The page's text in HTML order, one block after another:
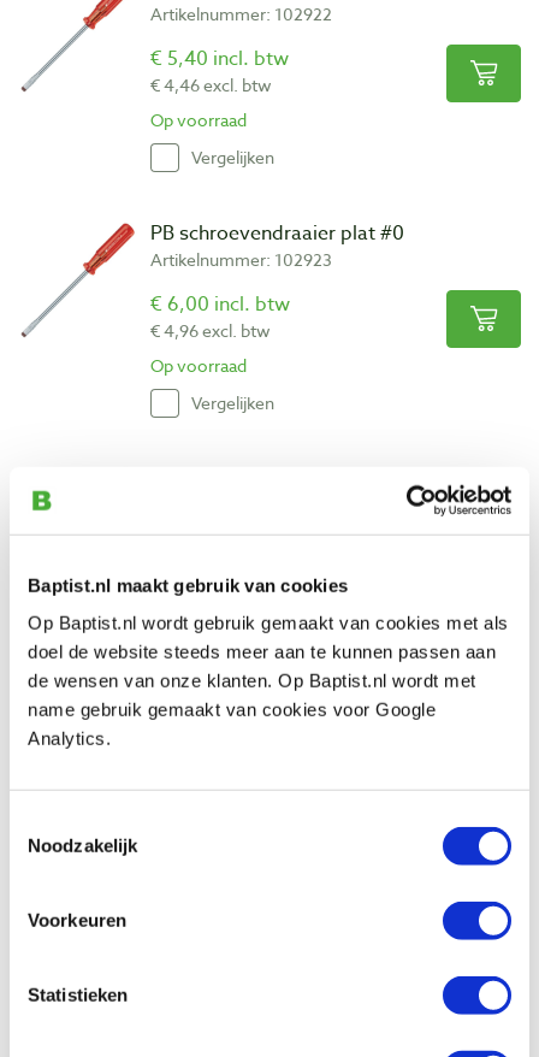
Baptist.nl maakt gebruik van cookies
Op Baptist.nl wordt gebruik gemaakt van cookies met als
doel de website steeds meer aan te kunnen passen aan
de wensen van onze klanten. Op Baptist.nl wordt met
name gebruik gemaakt van cookies voor Google
Analytics.
Noodzakelijk
Voorkeuren
Statistieken
Artikelnummer: 102922
€ 5,40 incl. btw
€ 4,46 excl. btw
Op voorraad
Vergelijken
PB schroevendraaier plat #0
Artikelnummer: 102923
€ 6,00 incl. btw
€ 4,96 excl. btw
Op voorraad
Vergelijken
€ 5,79 excl. btw
Op voorraad
Vergelijken
PB schroevendraaier plat #2 195 mm
€ 7,70 incl. btw
PB schroevendraaier plat #3 220 mm